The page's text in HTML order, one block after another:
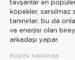
tavşanlar en
köpekler,
tanınırlar; bu da
ve enerjisi olan
arkadaşı yapar.
Köpek hakkında